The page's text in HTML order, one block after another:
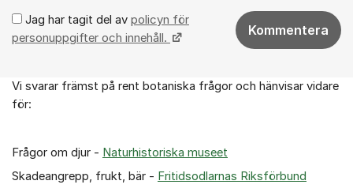
Jag har tagit del av policyn för
personuppgifter och innehåll.
Kommentera
Om forumet
Vi svarar främst på rent botaniska frågor och hänvisar vidare
för:
Frågor om djur - Naturhistoriska museet
Skadeangrepp, frukt, bär - Fritidsodlarnas Riksförbund